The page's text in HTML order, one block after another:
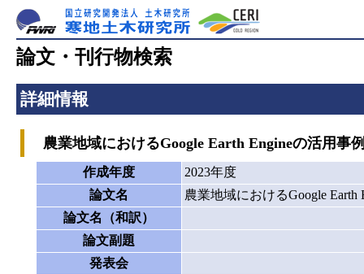
論文・刊行物検索
詳細情報
農業地域におけるGoogle Earth Engineの活用事
作成年度
2023年度
論文名
農業地域におけるGoogle Earth
論文名（和訳）
論文副題
発表会